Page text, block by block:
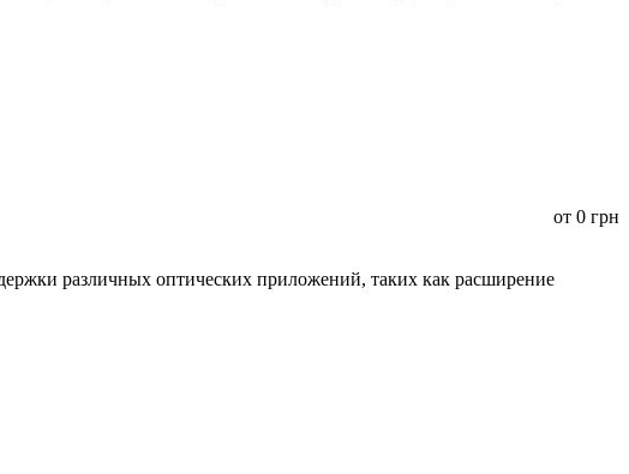
от 0 грн
различных оптических приложений, таких как расширение